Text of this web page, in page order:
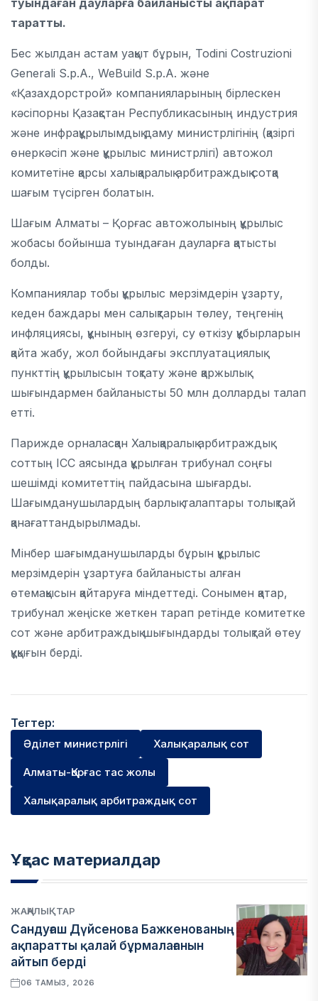
туындаған дауларға байланысты ақпарат
таратты.
Бес жылдан астам уақыт бұрын, Todini Costruzioni
Generali S.p.A., WeBuild S.p.A. және
«Қазахдорстрой» компанияларының бірлескен
кәсіпорны Қазақстан Республикасының индустрия
және инфрақұрылымдық даму министрлігінің (қазіргі
өнеркәсіп және құрылыс министрлігі) автожол
комитетіне қарсы халықаралық арбитраждық сотқа
шағым түсірген болатын.
Шағым Алматы – Қорғас автожолының құрылыс
жобасы бойынша туындаған дауларға қатысты
болды.
Компаниялар тобы құрылыс мерзімдерін ұзарту,
кеден баждары мен салықтарын төлеу, теңгенің
инфляциясы, құнының өзгеруі, су өткізу құбырларын
қайта жабу, жол бойындағы эксплуатациялық
пункттің құрылысын тоқтату және қаржылық
шығындармен байланысты 50 млн долларды талап
етті.
Парижде орналасқан Халықаралық арбитраждық
соттың ICC аясында құрылған трибунал соңғы
шешімді комитеттің пайдасына шығарды.
Шағымданушылардың барлық талаптары толықтай
қанағаттандырылмады.
Мінбер шағымданушыларды бұрын құрылыс
мерзімдерін ұзартуға байланысты алған
өтемақысын қайтаруға міндеттеді. Сонымен қатар,
трибунал жеңіске жеткен тарап ретінде комитетке
сот және арбитраждық шығындарды толықтай өтеу
құқығын берді.
Тегтер:
Әділет министрлігі Халықаралық сот
Алматы-Қорғас тас жолы
Халықаралық арбитраждық сот
Ұқсас материалдар
ЖАҢАЛЫҚТАР
Сандуғаш Дүйсенова Бажкенованың
ақпаратты қалай бұрмалағанын
айтып берді
06 ТАМЫЗ, 2026